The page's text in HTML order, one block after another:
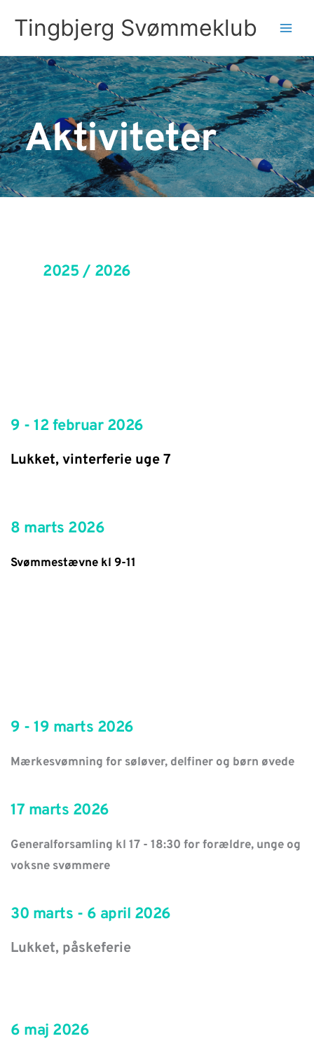
indholdet
Tingbjerg Svømmeklub
Aktiviteter
2025 / 2026
9 - 12 februar 2026
Lukket, vinterferie uge 7
8 marts 2026
Svømmestævne kl 9-11
9 - 19 marts 2026
Mærkesvømning for søløver, delfiner og børn øvede
17 marts 2026
Generalforsamling kl 17 - 18:30 for forældre, unge og
voksne svømmere
30 marts - 6 april 2026
Lukket, påskeferie
6 maj 2026